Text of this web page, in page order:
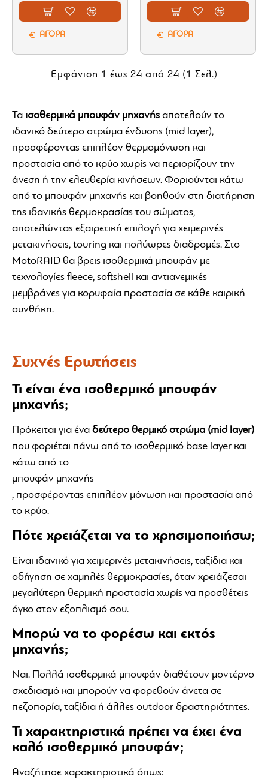
ΑΓΟΡΑ ΑΓΟΡΑ
Εμφάνιση 1 έως 24 από 24 (1 Σελ.)
Τα ισοθερμικά μπουφάν μηχανής αποτελούν το
ιδανικό δεύτερο στρώμα ένδυσης (mid layer),
προσφέροντας επιπλέον θερμομόνωση και
προστασία από το κρύο χωρίς να περιορίζουν την
άνεση ή την ελευθερία κινήσεων. Φοριούνται κάτω
από το μπουφάν μηχανής και βοηθούν στη διατήρηση
της ιδανικής θερμοκρασίας του σώματος,
αποτελώντας εξαιρετική επιλογή για χειμερινές
μετακινήσεις, touring και πολύωρες διαδρομές. Στο
MotoRAID θα βρεις ισοθερμικά μπουφάν με
τεχνολογίες fleece, softshell και αντιανεμικές
μεμβράνες για κορυφαία προστασία σε κάθε καιρική
συνθήκη.
Συχνές Ερωτήσεις
Τι είναι ένα ισοθερμικό μπουφάν
μηχανής;
Πρόκειται για ένα δεύτερο θερμικό στρώμα (mid layer)
που φοριέται πάνω από το ισοθερμικό base layer και
κάτω από το
μπουφάν μηχανής
, προσφέροντας επιπλέον μόνωση και προστασία από
το κρύο.
Πότε χρειάζεται να το χρησιμοποιήσω;
Είναι ιδανικό για χειμερινές μετακινήσεις, ταξίδια και
οδήγηση σε χαμηλές θερμοκρασίες, όταν χρειάζεσαι
μεγαλύτερη θερμική προστασία χωρίς να προσθέτεις
όγκο στον εξοπλισμό σου.
Μπορώ να το φορέσω και εκτός
μηχανής;
Ναι. Πολλά ισοθερμικά μπουφάν διαθέτουν μοντέρνο
σχεδιασμό και μπορούν να φορεθούν άνετα σε
πεζοπορία, ταξίδια ή άλλες outdoor δραστηριότητες.
Τι χαρακτηριστικά πρέπει να έχει ένα
καλό ισοθερμικό μπουφάν;
Αναζήτησε χαρακτηριστικά όπως: